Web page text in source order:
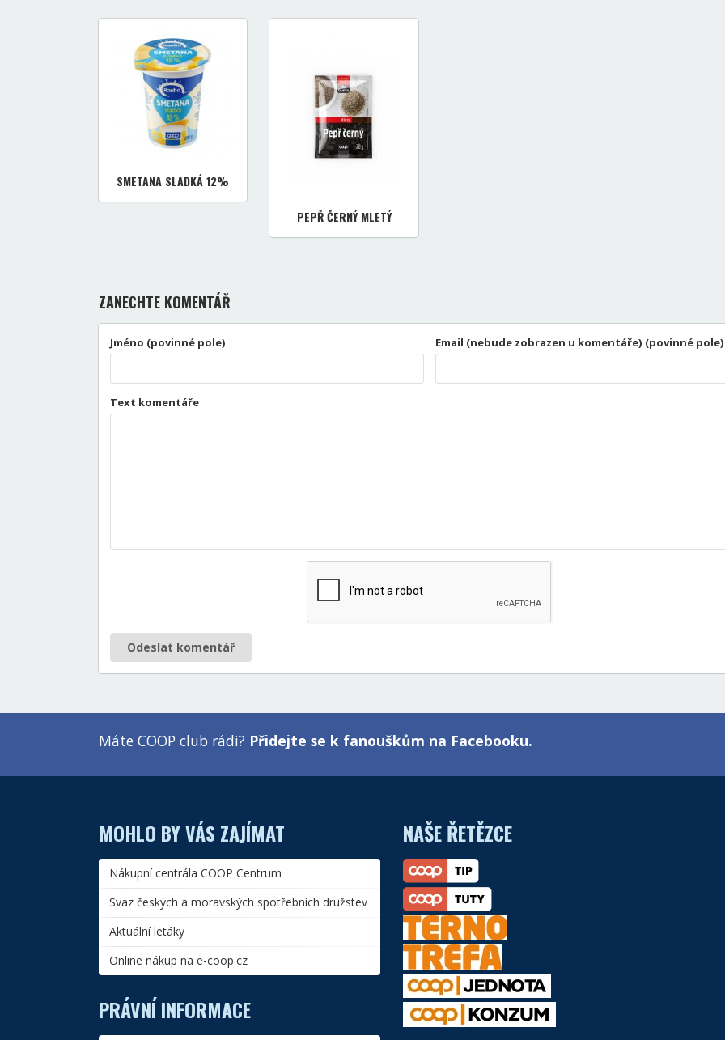
SMETANA SLADKÁ 12%
PEPŘ ČERNÝ MLETÝ
ZANECHTE KOMENTÁŘ
Jméno (povinné pole) Email (nebude zobrazen u komentáře) (povinné pole)
Text komentáře
Odeslat komentář
Máte COOP club rádi? Přidejte se k fanouškům na Facebooku.
MOHLO BY VÁS ZAJÍMAT
Nákupní centrála COOP Centrum
Svaz českých a moravských spotřebních družstev
Aktuální letáky
Online nákup na e-coop.cz
PRÁVNÍ INFORMACE
NAŠE ŘETĚZCE